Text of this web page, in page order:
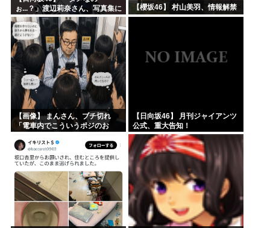
ぉ...？」渡辺莉奈さん、写真集に
興味津々
【櫻坂46】 村山美羽、情報解禁
【画像】 まんさん、ブチ切れ
「電車内でこういうポジのお
【日向坂46】 月刊ジャイアンツ
公式、重大告知！